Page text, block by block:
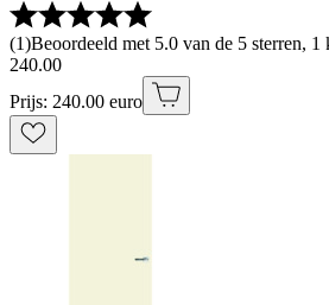
(1)Beoordeeld met 5.0 van de 5 sterren,
240.00
Prijs: 240.00 euro